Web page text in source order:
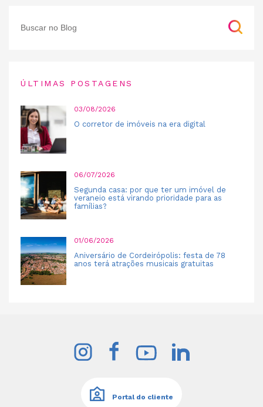
ÚLTIMAS POSTAGENS
03/08/2026
O corretor de imóveis na era digital
06/07/2026
Segunda casa: por que ter um imóvel de
veraneio está virando prioridade para as
famílias?
01/06/2026
Aniversário de Cordeirópolis: festa de 78
anos terá atrações musicais gratuitas
Portal do cliente